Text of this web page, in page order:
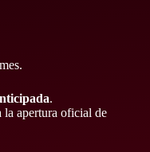
.
la apertura oficial de